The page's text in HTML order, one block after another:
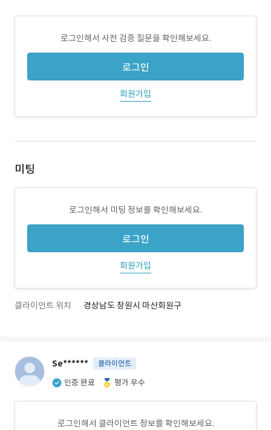
로그인해서 사전 검증 질문을 확인해보세요.
로그인
회원가입
미팅
로그인해서 미팅 정보를 확인해보세요.
로그인
회원가입
클라이언트 위치 경상남도 창원시 마산회원구
Se****** 클라이언트
인증 완료 평가 우수
로그인해서 클라이언트 정보를 확인해보세요.